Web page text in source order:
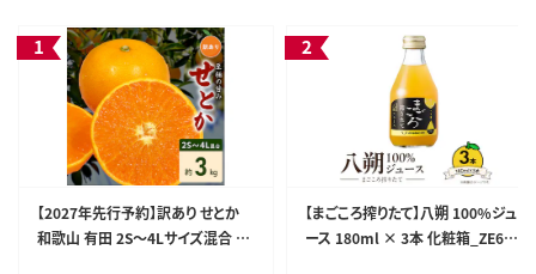
【2027年先行予約】訳あり せとか
和歌山 有田 2S～4Lサイズ混合 約
【まごころ搾りたて】八朔 100%ジュ
ース 180ml × 3本 化粧箱_ZE638